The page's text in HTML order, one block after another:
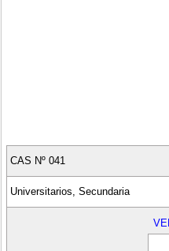
CAS Nº 041
Universitarios, Secundaria